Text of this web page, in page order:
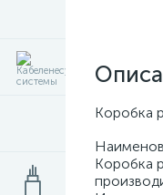
Коробка
Коробка